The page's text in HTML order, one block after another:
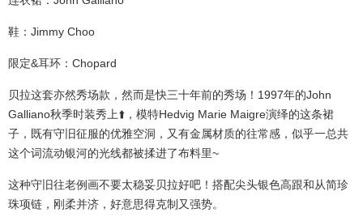
鞋：Jimmy Choo
限定&耳环：Chopard
贝拉这套亦然秀场款，然而是快三十年前的秀场！1997年的John
Galliano秋季时装秀上⬆️，模特Hedvig Marie Maigre演绎的这条裙
子，既有守旧征服的优雅空洞，又有金属材质的往常感，似乎一总共
这个词流动银河的光线都被揉进了布料里~
这种守旧往老例画不要太稳妥贝拉好吧！搭配尖头银色高跟和从简珍
珠项链，刚柔并济，好意思得克制又强势。